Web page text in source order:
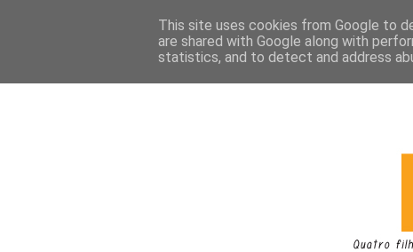
This site uses cookies from Google to
are shared with Google along with
statistics, and to detect and address